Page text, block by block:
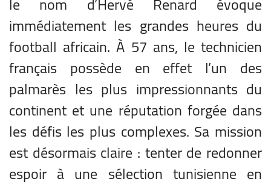
immédiatement les grandes heures du
football africain. À 57 ans, le technicien
français possède en effet l’un des
palmarès les plus impressionnants du
continent et une réputation forgée dans
les défis les plus complexes. Sa mission
est désormais claire : tenter de redonner
espoir à une sélection tunisienne en